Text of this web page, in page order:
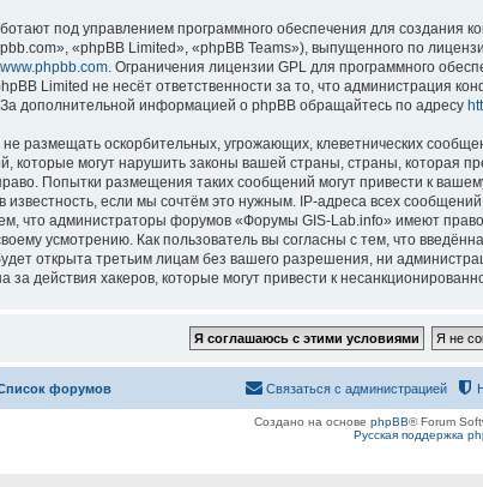
под управлением программного обеспечения для создания
«phpBB Limited», «phpBB Teams»), выпущенного по
www.phpbb.com . Ограничения лицензии GPL для программного
Limited не несёт ответственности за то, что администрация
дополнительной информацией о phpBB обращайтесь по адресу
размещать оскорбительных, угрожающих, клеветнических
которые могут нарушить законы вашей страны, страны, которая
Попытки размещения таких сообщений могут привести к
известность, если мы сочтём это нужным. IP-адреса всех
что администраторы форумов «Форумы GIS-Lab.info» имеют
усмотрению. Как пользователь вы согласны с тем, что
открыта третьим лицам без вашего разрешения, ни
за действия хакеров, которые могут привести к
форумов Связаться с администрацией
Создано на основе phpBB® Forum
Русская поддержка